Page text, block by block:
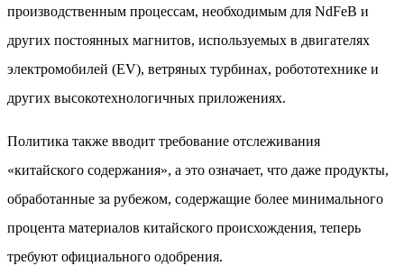
производственным процессам, необходимым для NdFeB и
других постоянных магнитов, используемых в двигателях
электромобилей (EV), ветряных турбинах, робототехнике и
других высокотехнологичных приложениях.
Политика также вводит требование отслеживания
«китайского содержания», а это означает, что даже продукты,
обработанные за рубежом, содержащие более минимального
процента материалов китайского происхождения, теперь
требуют официального одобрения.